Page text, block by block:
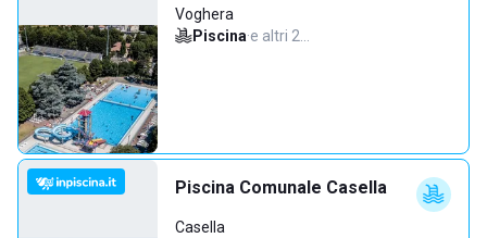
Voghera
Piscina·e altri 2…
Piscina Comunale Casella
Casella